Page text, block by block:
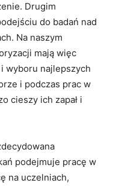
Drugim
do badań nad
Na naszym
mają więc
wyboru najlepszych
i podczas prac w
cieszy ich zapał i
podejmuje pracę w
na uczelniach,